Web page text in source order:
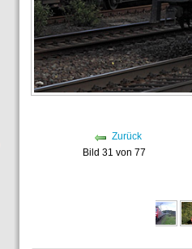
Zurück
Bild 31 von 77